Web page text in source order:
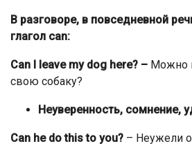
В разговоре, в повседневной
глагол can:
Can I leave my dog here? – Можно
свою собаку?
Неуверенность, сомнение,
Can he do this to you? – Неужели